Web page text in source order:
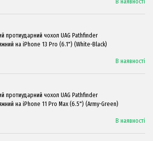
протиударний чохол UAG Pathfinder
на iPhone 13 Pro (6.1") (White-Black)
В наявності
протиударний чохол UAG Pathfinder
на iPhone 11 Pro Max (6.5") (Army-Green)
В наявності